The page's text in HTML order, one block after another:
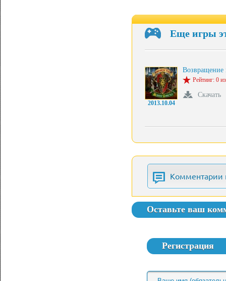
Еще игры
2013.10.04
Рейтинг: 0
Скачать
Комментарии
Оставьте ваш
Регистрация